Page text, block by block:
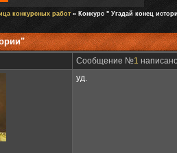
конкурсных работ» Конкурс " Угадай конец
Сообщение №1
уд.